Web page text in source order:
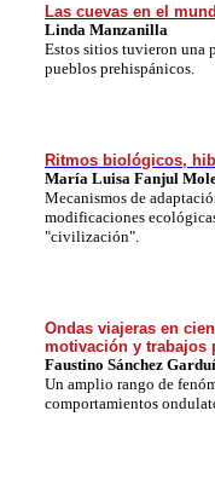
Las cuevas en el
Linda Manzanilla
Estos sitios tuvieron una
pueblos prehispánicos.
Ritmos biológicos,
María Luisa Fanjul
Mecanismos de
modificaciones
"civilización".
Ondas viajeras en
motivación y trabajos
Faustino Sánchez
Un amplio rango de
comportamientos